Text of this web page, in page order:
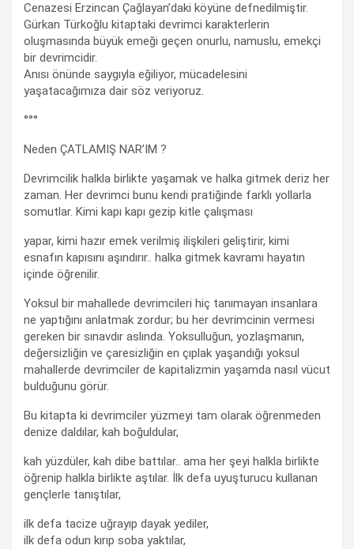
Cenazesi Erzincan Çağlayan’daki köyüne defnedilmiştir.
Gürkan Türkoğlu kitaptaki devrimci karakterlerin
oluşmasında büyük emeği geçen onurlu, namuslu, emekçi
bir devrimcidir.
Anısı önünde saygıyla eğiliyor, mücadelesini
yaşatacağımıza dair söz veriyoruz.
°°°
Neden ÇATLAMIŞ NAR’IM ?
Devrimcilik halkla birlikte yaşamak ve halka gitmek deriz her
zaman. Her devrimci bunu kendi pratiğinde farklı yollarla
somutlar. Kimi kapı kapı gezip kitle çalışması
yapar, kimi hazır emek verilmiş ilişkileri geliştirir, kimi
esnafın kapısını aşındırır.. halka gitmek kavramı hayatın
içinde öğrenilir.
Yoksul bir mahallede devrimcileri hiç tanımayan insanlara
ne yaptığını anlatmak zordur; bu her devrimcinin vermesi
gereken bir sınavdır aslında. Yoksulluğun, yozlaşmanın,
değersizliğin ve çaresizliğin en çıplak yaşandığı yoksul
mahallerde devrimciler de kapitalizmin yaşamda nasıl vücut
bulduğunu görür.
Bu kitapta ki devrimciler yüzmeyi tam olarak öğrenmeden
denize daldılar, kah boğuldular,
kah yüzdüler, kah dibe battılar.. ama her şeyi halkla birlikte
öğrenip halkla birlikte aştılar. İlk defa uyuşturucu kullanan
gençlerle tanıştılar,
ilk defa tacize uğrayıp dayak yediler,
ilk defa odun kırıp soba yaktılar,